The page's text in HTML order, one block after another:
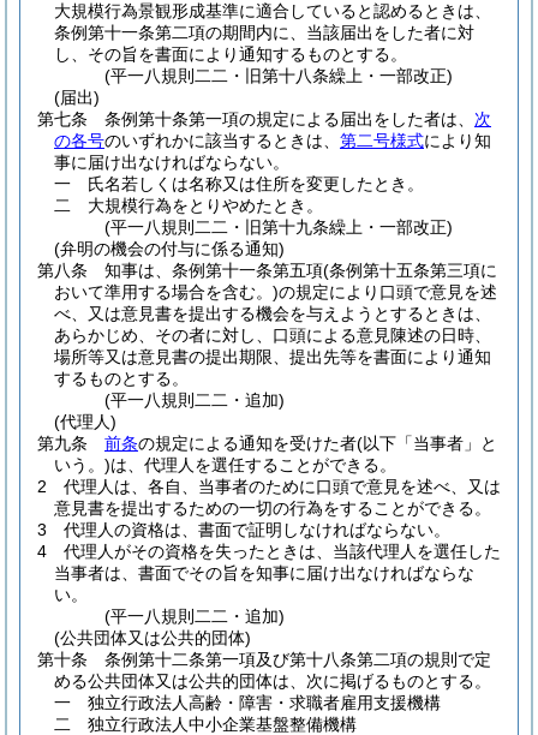
大規模行為景観形成基準に適合していると認めるときは、
条例第十一条第二項の期間内に、当該届出をした者に対
し、その旨を書面により通知するものとする。
(平一八規則二二・旧第十八条繰上・一部改正)
(届出)
第七条
条例第十条第一項の規定による届出をした者は、 次
の各号のいずれかに該当するときは、 第二号様式により知
事に届け出なければならない。
一
氏名若しくは名称又は住所を変更したとき。
二
大規模行為をとりやめたとき。
(平一八規則二二・旧第十九条繰上・一部改正)
(弁明の機会の付与に係る通知)
第八条
知事は、条例第十一条第五項(条例第十五条第三項に
おいて準用する場合を含む。)の規定により口頭で意見を述
べ、又は意見書を提出する機会を与えようとするときは、
あらかじめ、その者に対し、口頭による意見陳述の日時、
場所等又は意見書の提出期限、提出先等を書面により通知
するものとする。
(平一八規則二二・追加)
(代理人)
第九条
前条の規定による通知を受けた者(以下「当事者」と
いう。)は、代理人を選任することができる。
2
代理人は、各自、当事者のために口頭で意見を述べ、又は
意見書を提出するための一切の行為をすることができる。
3
代理人の資格は、書面で証明しなければならない。
4
代理人がその資格を失ったときは、当該代理人を選任した
当事者は、書面でその旨を知事に届け出なければならな
い。
(平一八規則二二・追加)
(公共団体又は公共的団体)
第十条
条例第十二条第一項及び第十八条第二項の規則で定
める公共団体又は公共的団体は、次に掲げるものとする。
一
独立行政法人高齢・障害・求職者雇用支援機構
二
独立行政法人中小企業基盤整備機構